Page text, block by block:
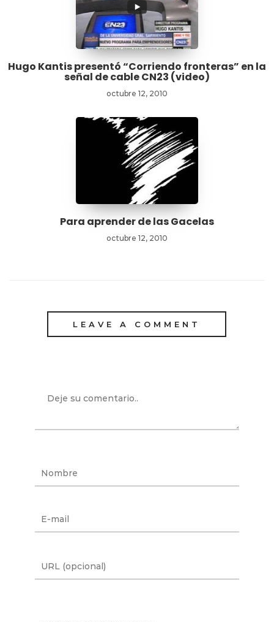
Hugo Kantis presentó “Corriendo fronteras” en la
señal de cable CN23 (video)
octubre 12, 2010
Para aprender de las Gacelas
octubre 12, 2010
LEAVE A COMMENT